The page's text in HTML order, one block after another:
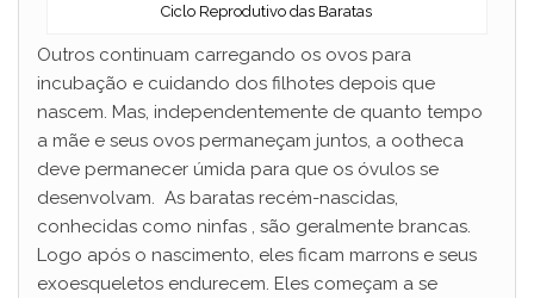
Ciclo Reprodutivo das Baratas
Outros continuam carregando os ovos para
incubação e cuidando dos filhotes depois que
nascem. Mas, independentemente de quanto tempo
a mãe e seus ovos permaneçam juntos, a ootheca
deve permanecer úmida para que os óvulos se
desenvolvam. As baratas recém-nascidas,
conhecidas como ninfas , são geralmente brancas.
Logo após o nascimento, eles ficam marrons e seus
exoesqueletos endurecem. Eles começam a se